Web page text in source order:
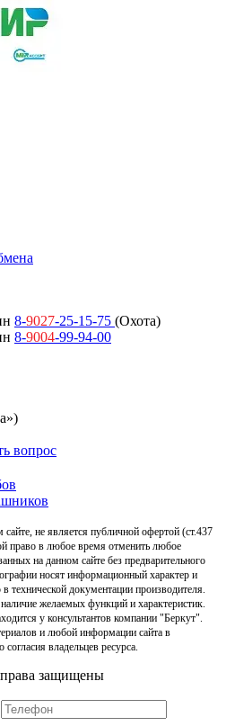
8-9027-25-15-75 (Охота)
8-9004-99-94-00
вопрос
не является публичной офертой (ст.437
право в любое время отменить любое
на данном сайте без предварительного
носят информационный характер и
технической документации производителя.
желаемых функций и характеристик.
у консультантов компании "Беркут".
и любой информации сайта в
владельцев ресурса.
права защищены